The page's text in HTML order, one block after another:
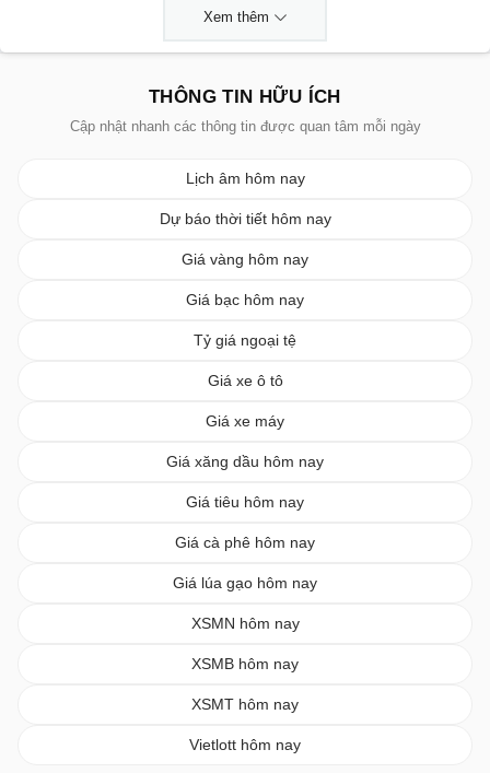
Xem thêm
THÔNG TIN HỮU ÍCH
Cập nhật nhanh các thông tin được quan tâm mỗi ngày
Lịch âm hôm nay
Dự báo thời tiết hôm nay
Giá vàng hôm nay
Giá bạc hôm nay
Tỷ giá ngoại tệ
Giá xe ô tô
Giá xe máy
Giá xăng dầu hôm nay
Giá tiêu hôm nay
Giá cà phê hôm nay
Giá lúa gạo hôm nay
XSMN hôm nay
XSMB hôm nay
XSMT hôm nay
Vietlott hôm nay